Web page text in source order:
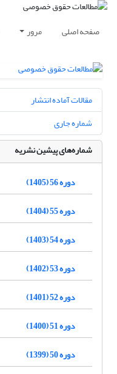
صفحه اصلی مرور
مقالات آماده انتشار
شماره جاری
شماره‌های پیشین نشریه
دوره 56 (1405)
دوره 55 (1404)
دوره 54 (1403)
دوره 53 (1402)
دوره 52 (1401)
دوره 51 (1400)
دوره 50 (1399)